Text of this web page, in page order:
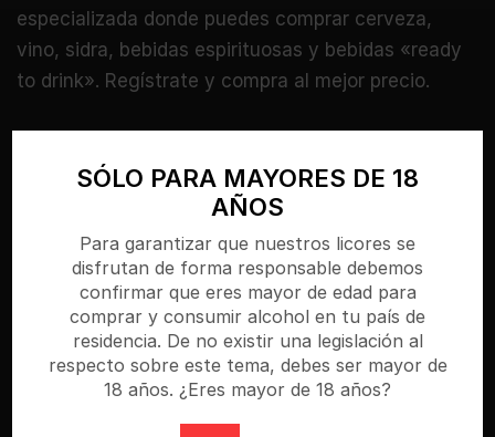
SÓLO PARA MAYORES DE 18
AÑOS
Para garantizar que nuestros licores se
disfrutan de forma responsable debemos
confirmar que eres mayor de edad para
comprar y consumir alcohol en tu país de
residencia. De no existir una legislación al
respecto sobre este tema, debes ser mayor de
18 años. ¿Eres mayor de 18 años?
especializada donde puedes comprar cerveza,
vino, sidra, bebidas espirituosas y bebidas «ready
to drink». Regístrate y compra al mejor precio.
Categorías
AGUAS
ALIMENTOS
BEBIDAS ENERGETICAS
BITTER